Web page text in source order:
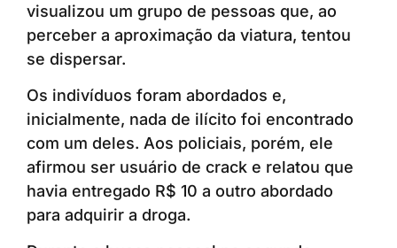
visualizou um grupo de pessoas que, ao
perceber a aproximação da viatura, tentou
se dispersar.
Os indivíduos foram abordados e,
inicialmente, nada de ilícito foi encontrado
com um deles. Aos policiais, porém, ele
afirmou ser usuário de crack e relatou que
havia entregado R$ 10 a outro abordado
para adquirir a droga.